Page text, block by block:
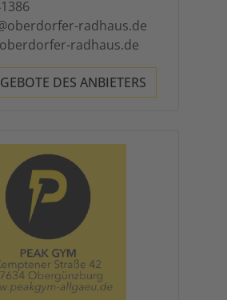
radhaus.de
radhaus.de
DES ANBIETERS